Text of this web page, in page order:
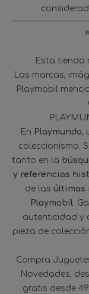
Esta tienda
Las marcas,
Playmobil
En Playmundo,
coleccionismo.
tanto en la
y referencias
de las últimas
Playmobil.
autenticidad y
pieza de
Compra
Novedades,
gratis desde